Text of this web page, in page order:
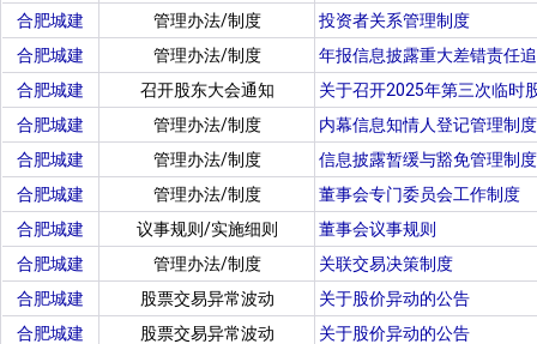
合肥城建
管理办法/制度
投资者关系管理制度
合肥城建
管理办法/制度
年报信息披露重大差错责任
合肥城建
召开股东大会通知
关于召开2025年第三次临时
合肥城建
管理办法/制度
内幕信息知情人登记管理制度
合肥城建
管理办法/制度
信息披露暂缓与豁免管理制度
合肥城建
管理办法/制度
董事会专门委员会工作制度
合肥城建
议事规则/实施细则
董事会议事规则
合肥城建
管理办法/制度
关联交易决策制度
合肥城建
股票交易异常波动
关于股价异动的公告
合肥城建
股票交易异常波动
关于股价异动的公告